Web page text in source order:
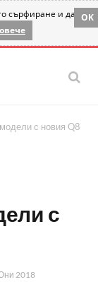
сърфиране и да OK
с новия Q8
с
2018